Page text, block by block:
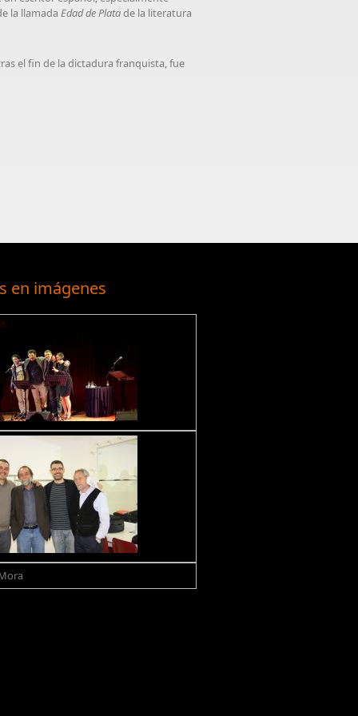
la llamada Edad de Platade la literatura
el fin de la dictadura franquista, fue
en imágenes